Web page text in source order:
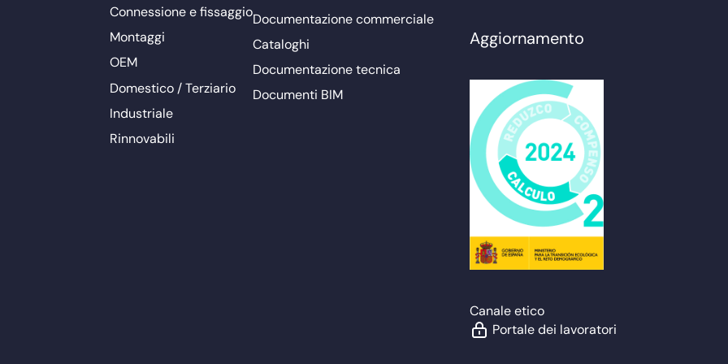
Connessione e fissaggio
Montaggi
OEM
Domestico / Terziario
Industriale
Rinnovabili
Documentazione commerciale
Cataloghi
Documentazione tecnica
Documenti BIM
Aggiornamento
Canale etico
Portale dei lavoratori